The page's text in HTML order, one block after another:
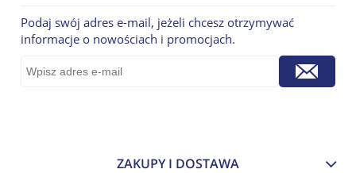
Podaj swój adres e-mail, jeżeli chcesz otrzymywać
informacje o nowościach i promocjach.
ZAKUPY I DOSTAWA